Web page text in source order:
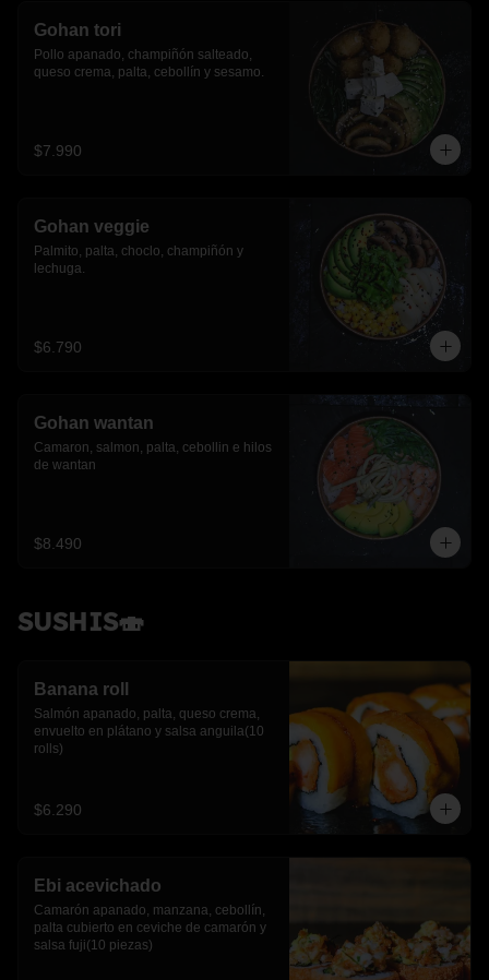
Gohan tori
Pollo apanado, champiñón salteado,
queso crema, palta, cebollín y sesamo.
$7.990
Gohan veggie
Palmito, palta, choclo, champiñón y
lechuga.
$6.790
Gohan wantan
Camaron, salmon, palta, cebollin e hilos
de wantan
$8.490
SUSHIS🍣
Banana roll
Salmón apanado, palta, queso crema,
envuelto en plátano y salsa anguila(10
rolls)
$6.290
Ebi acevichado
Camarón apanado, manzana, cebollín,
palta cubierto en ceviche de camarón y
salsa fuji(10 piezas)